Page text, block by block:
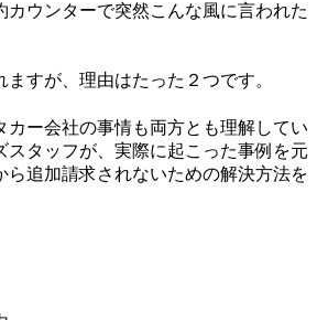
カウンターで突然こんな風に言われた
すが、理由はたった２つです。
カー会社の事情も両方とも理解してい
スタッフが、実際に起こった事例を元
ら追加請求されないための解決方法を